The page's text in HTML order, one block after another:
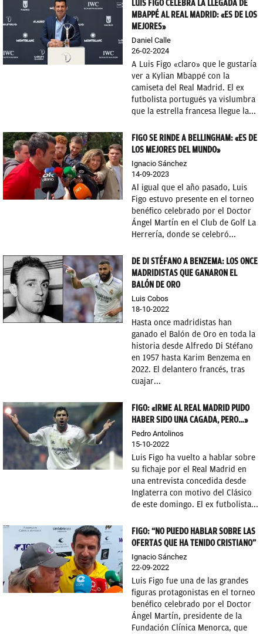
LUIS FIGO CELEBRA LA LLEGADA DE
MBAPPÉ AL REAL MADRID: «ES DE LOS
MEJORES»
Daniel Calle
26-02-2024
A Luis Figo «claro» que le gustaría
ver a Kylian Mbappé con la
camiseta del Real Madrid. El ex
futbolista portugués ya vislumbra
que la estrella francesa llegue la...
FIGO SE RINDE A BELLINGHAM: «ES DE
LOS MEJORES DEL MUNDO»
Ignacio Sánchez
14-09-2023
Al igual que el año pasado, Luis
Figo estuvo presente en el torneo
benéfico celebrado por el Doctor
Ángel Martín en el Club de Golf La
Herrería, donde se celebró...
DE DI STÉFANO A BENZEMA: LOS ONCE
MADRIDISTAS QUE GANARON EL
BALÓN DE ORO
Luis Cobos
18-10-2022
Hasta once madridistas han
ganado el Balón de Oro en toda la
historia desde Alfredo Di Stéfano
en 1957 hasta Karim Benzema en
2022. El delantero francés, tras
cuajar...
FIGO: «IRME AL REAL MADRID PUDO
HABER SIDO UNA CAGADA, PERO…»
Pedro Antolinos
15-10-2022
Luis Figo ha vuelto a hablar sobre
su fichaje por el Real Madrid en
una entrevista concedida desde
Inglaterra con motivo del Clásico
de este domingo. El ex futbolista...
FIGO: “NO PUEDO HABLAR SOBRE LAS
OFERTAS QUE HA TENIDO CRISTIANO”
Ignacio Sánchez
22-09-2022
Luis Figo fue una de las grandes
figuras protagonistas en el torneo
benéfico celebrado por el Doctor
Ángel Martín, presidente de la
Fundación Clínica Menorca, que